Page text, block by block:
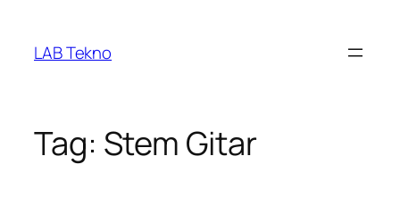
content
LAB Tekno
Tag: Stem Gitar